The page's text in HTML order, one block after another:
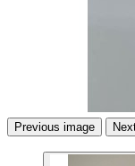
Previous image